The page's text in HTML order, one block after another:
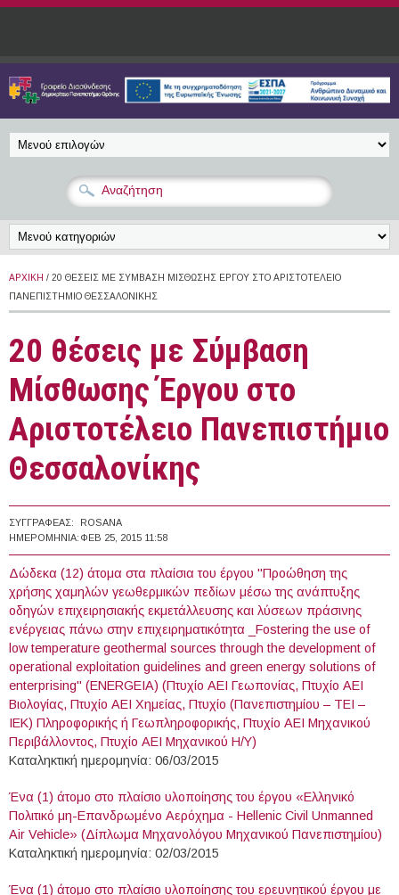
Παράκαμψη προς το κυρίως περιεχόμενο
ΑΡΧΙΚΉ / 20 ΘΈΣΕΙΣ ΜΕ ΣΎΜΒΑΣΗ ΜΊΣΘΩΣΗΣ ΈΡΓΟΥ ΣΤΟ ΑΡΙΣΤΟΤΈΛΕΙΟ
ΠΑΝΕΠΙΣΤΉΜΙΟ ΘΕΣΣΑΛΟΝΊΚΗΣ
20 θέσεις με Σύμβαση
Μίσθωσης Έργου στο
Αριστοτέλειο Πανεπιστήμιο
Θεσσαλονίκης
ΣΥΓΓΡΑΦΈΑΣ:
ROSANA
ΗΜΕΡΟΜΗΝΊΑ: ΦΕΒ 25, 2015 11:58
Δώδεκα (12) άτομα στα πλαίσια του έργου "Προώθηση της
χρήσης χαμηλών γεωθερμικών πεδίων μέσω της ανάπτυξης
οδηγών επιχειρησιακής εκμετάλλευσης και λύσεων πράσινης
ενέργειας πάνω στην επιχειρηματικότητα _Fostering the use of
low temperature geothermal sources through the development of
operational exploitation guidelines and green energy solutions of
enterprising" (ENERGEIA) (Πτυχίο AEΙ Γεωπονίας, Πτυχίο AEΙ
Βιολογίας, Πτυχίο AEΙ Χημείας, Πτυχίο (Πανεπιστημίου – ΤΕΙ –
ΙΕΚ) Πληροφορικής ή Γεωπληροφορικής, Πτυχίο ΑΕΙ Μηχανικού
Περιβάλλοντος, Πτυχίο ΑΕΙ Μηχανικού Η/Υ)
Καταληκτική ημερομηνία: 06/03/2015
Ένα (1) άτομο στο πλαίσιο υλοποίησης του έργου «Ελληνικό
Πολιτικό μη-Επανδρωμένο Αερόχημα - Hellenic Civil Unmanned
Air Vehicle» (Δίπλωμα Μηχανολόγου Μηχανικού Πανεπιστημίου)
Καταληκτική ημερομηνία: 02/03/2015
Ένα (1) άτομο στο πλαίσιο υλοποίησης του ερευνητικού έργου με